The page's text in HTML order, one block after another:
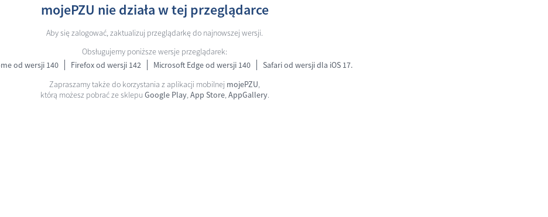
mojePZU nie działa w tej przeglądarce
Aby się zalogować, zaktualizuj przeglądarkę do najnowszej wersji.
Obsługujemy poniższe wersje przeglądarek:
od wersji 140
Firefox od wersji 142 Microsoft Edge od wersji 140
Safari od wersji dla iOS 17.
Zapraszamy także do korzystania z aplikacji mobilnej mojePZU,
którą możesz pobrać ze sklepu Google Play,App Store,AppGallery.